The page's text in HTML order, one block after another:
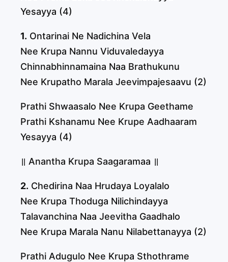
Yesayya (4)
1. Ontarinai Ne Nadichina Vela
Nee Krupa Nannu Viduvaledayya
Chinnabhinnamaina Naa Brathukunu
Nee Krupatho Marala Jeevimpajesaavu (2)
Prathi Shwaasalo Nee Krupa Geethame
Prathi Kshanamu Nee Krupe Aadhaaram
Yesayya (4)
॥ Anantha Krupa Saagaramaa ॥
2. Chedirina Naa Hrudaya Loyalalo
Nee Krupa Thoduga Nilichindayya
Talavanchina Naa Jeevitha Gaadhalo
Nee Krupa Marala Nanu Nilabettanayya (2)
Prathi Adugulo Nee Krupa Sthothrame